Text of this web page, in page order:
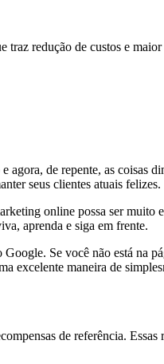
traz redução de custos e
agora, de repente, as coisas
seus clientes atuais felizes.
online possa ser muito
aprenda e siga em frente.
Se você não está na
excelente maneira de
de referência. Essas